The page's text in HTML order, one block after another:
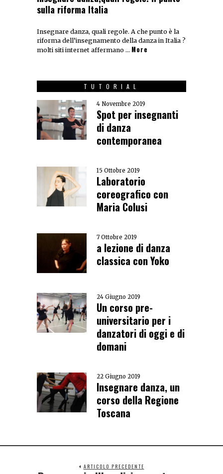
sulla riforma Italia
Insegnare danza, quali regole. A che punto è la
riforma dell’insegnamento della danza in Italia ?
molti siti internet affermano … More
TUTORIAL
4 Novembre 2019
Spot per insegnanti
di danza
contemporanea
15 Ottobre 2019
Laboratorio
coreografico con
Maria Colusi
7 Ottobre 2019
a lezione di danza
classica con Yoko
24 Giugno 2019
Un corso pre-
universitario per i
danzatori di oggi e di
domani
22 Giugno 2019
Insegnare danza, un
corso della Regione
Toscana
ARTICOLO PRECEDENTE